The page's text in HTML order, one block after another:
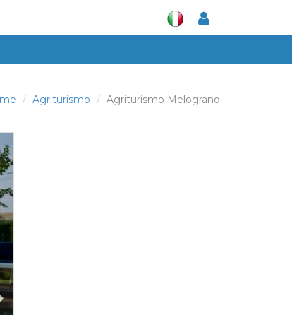
Agriturismo Agriturismo Melograno